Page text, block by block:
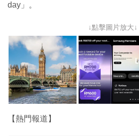
day」。
↓點擊圖片放大↓
【熱門報道】